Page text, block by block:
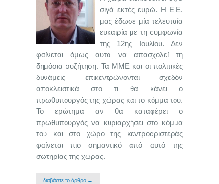
σιγά εκτός ευρώ. Η Ε.Ε.
μας έδωσε μία τελευταία
ευκαιρία με τη συμφωνία
της 12ης Ιουλίου. Δεν
φαίνεται όμως αυτό να απασχολεί τη
δημόσια συζήτηση. Τα ΜΜΕ και οι πολιτικές
δυνάμεις επικεντρώνονται σχεδόν
αποκλειστικά στο τι θα κάνει ο
πρωθυπουργός της χώρας και το κόμμα του.
Το ερώτημα αν θα καταφέρει ο
πρωθυπουργός να κυριαρχήσει στο κόμμα
του και στο χώρο της κεντροαριστεράς
φαίνεται πιο σημαντικό από αυτό της
σωτηρίας της χώρας.
διαβάστε το άρθρο →